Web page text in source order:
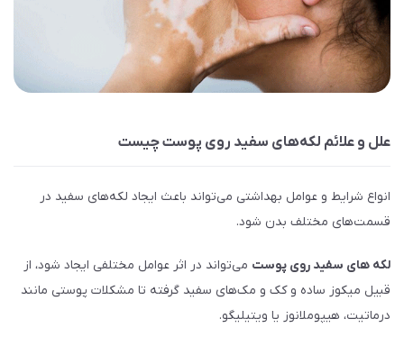
علل و علائم لکه‌های سفید روی پوست چیست
انواع شرایط و عوامل بهداشتی می‌تواند باعث ایجاد لکه‌های سفید در
قسمت‌های مختلف بدن شود.
لکه‌ های سفید روی پوست می‌تواند در اثر عوامل مختلفی ایجاد شود، از
قبیل میکوز ساده و کک و مک‌های سفید گرفته تا مشکلات پوستی مانند
درماتیت، هیپوملانوز یا ویتیلیگو.